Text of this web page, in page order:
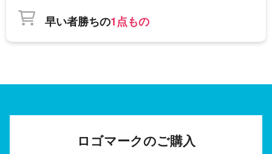
早い者勝ちの1点もの
ロゴマークのご購入